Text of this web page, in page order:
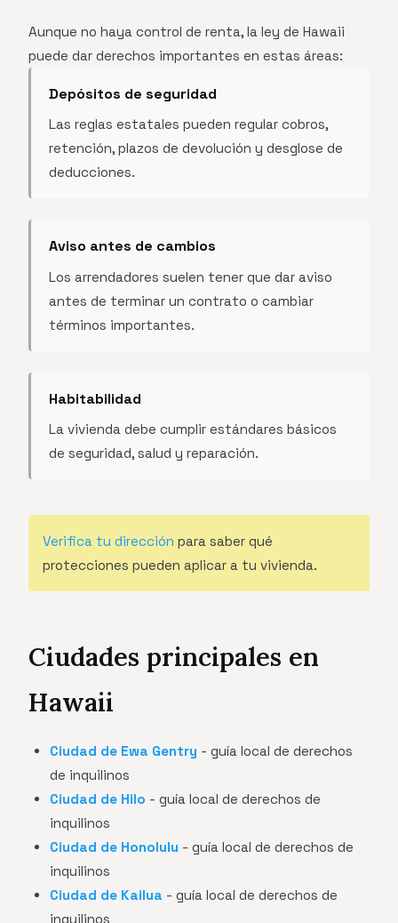
Aunque no haya control de renta, la ley de Hawaii
puede dar derechos importantes en estas áreas:
Depósitos de seguridad
Las reglas estatales pueden regular cobros,
retención, plazos de devolución y desglose de
deducciones.
Aviso antes de cambios
Los arrendadores suelen tener que dar aviso
antes de terminar un contrato o cambiar
términos importantes.
Habitabilidad
La vivienda debe cumplir estándares básicos
de seguridad, salud y reparación.
Verifica tu dirección para saber qué
protecciones pueden aplicar a tu vivienda.
Ciudades principales en
Hawaii
Ciudad de Ewa Gentry - guía local de derechos
de inquilinos
Ciudad de Hilo - guía local de derechos de
inquilinos
Ciudad de Honolulu - guía local de derechos de
inquilinos
Ciudad de Kailua - guía local de derechos de
inquilinos